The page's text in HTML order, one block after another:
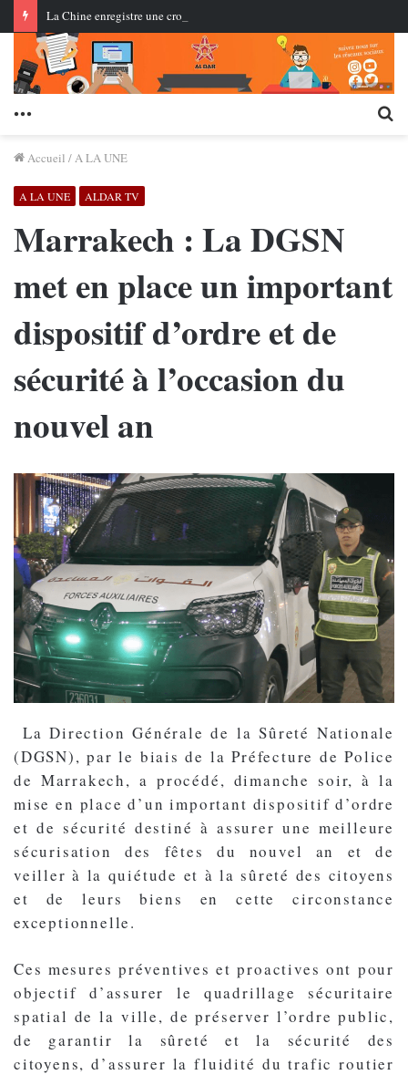
Accueil /A LA UNE
A LA UNE ALDAR TV
Marrakech : La DGSN
met en place un important
dispositif d’ordre et de
sécurité à l’occasion du
nouvel an
La Direction Générale de la Sûreté Nationale
(DGSN), par le biais de la Préfecture de Police
de Marrakech, a procédé, dimanche soir, à la
mise en place d’un important dispositif d’ordre
et de sécurité destiné à assurer une meilleure
sécurisation des fêtes du nouvel an et de
veiller à la quiétude et à la sûreté des citoyens
et de leurs biens en cette circonstance
exceptionnelle.
Ces mesures préventives et proactives ont pour
objectif d’assurer le quadrillage sécuritaire
spatial de la ville, de préserver l’ordre public,
de garantir la sûreté et la sécurité des
citoyens, d’assurer la fluidité du trafic routier